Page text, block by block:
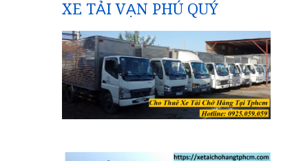
XE TẢI VẠN PHÚ QUÝ